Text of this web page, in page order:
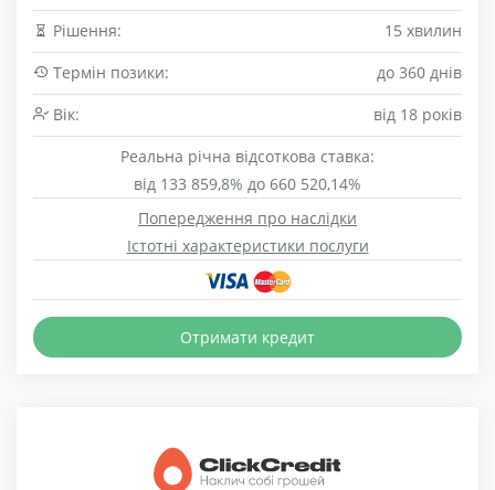
Рішення:
15 хвилин
Термін позики:
до 360 днів
Вік:
від 18 років
Реальна річна відсоткова ставка:
від 133 859,8% до 660 520,14%
Попередження про наслідки
Істотні характеристики послуги
Отримати кредит